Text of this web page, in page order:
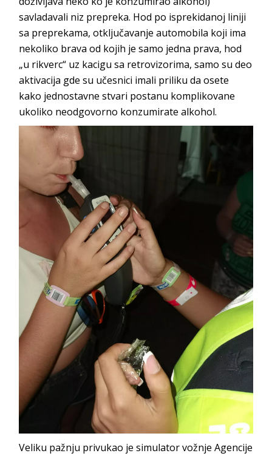
savladavali niz prepreka. Hod po isprekidanoj liniji
sa preprekama, otključavanje automobila koji ima
nekoliko brava od kojih je samo jedna prava, hod
„u rikverc“ uz kacigu sa retrovizorima, samo su deo
aktivacija gde su učesnici imali priliku da osete
kako jednostavne stvari postanu komplikovane
ukoliko neodgovorno konzumirate alkohol.
Veliku pažnju privukao je simulator vožnje Agencije